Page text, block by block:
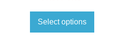
Select options